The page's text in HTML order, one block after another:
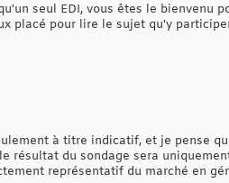
seul EDI, vous êtes le bienvenu
placé pour lire le sujet qu'y
à titre indicatif, et je pense
résultat du sondage sera
représentatif du marché en